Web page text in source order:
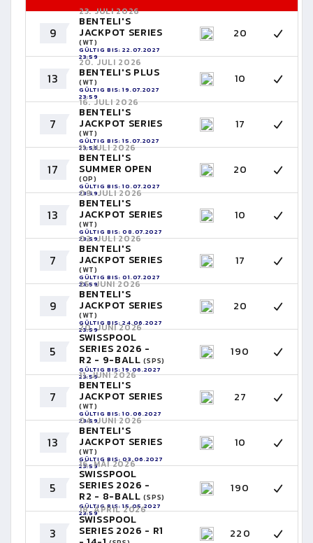
9
23. JULI 2026
BENTELI'S
JACKPOT SERIES
(WT)
GÜLTIG BIS: 22.07.2027
23:59
20
13
20. JULI 2026
BENTELI'S PLUS
(WT)
GÜLTIG BIS: 19.07.2027
23:59
10
7
16. JULI 2026
BENTELI'S
JACKPOT SERIES
(WT)
GÜLTIG BIS: 15.07.2027
23:59
17
17
11. JULI 2026
BENTELI'S
SUMMER OPEN
(OP)
GÜLTIG BIS: 10.07.2027
23:59
20
13
09. JULI 2026
BENTELI'S
JACKPOT SERIES
(WT)
GÜLTIG BIS: 08.07.2027
23:59
10
7
02. JULI 2026
BENTELI'S
JACKPOT SERIES
(WT)
GÜLTIG BIS: 01.07.2027
23:59
17
9
25. JUNI 2026
BENTELI'S
JACKPOT SERIES
(WT)
GÜLTIG BIS: 24.06.2027
23:59
20
5
20. JUNI 2026
SWISSPOOL
SERIES 2026 -
R2 - 9-BALL(SPS)
GÜLTIG BIS: 19.06.2027
23:59
190
7
11. JUNI 2026
BENTELI'S
JACKPOT SERIES
(WT)
GÜLTIG BIS: 10.06.2027
23:59
27
13
04. JUNI 2026
BENTELI'S
JACKPOT SERIES
(WT)
GÜLTIG BIS: 03.06.2027
23:59
10
5
16. MAI 2026
SWISSPOOL
SERIES 2026 -
R2 - 8-BALL(SPS)
GÜLTIG BIS: 15.05.2027
23:59
190
3
18. APRIL 2026
SWISSPOOL
SERIES 2026 - R1 220